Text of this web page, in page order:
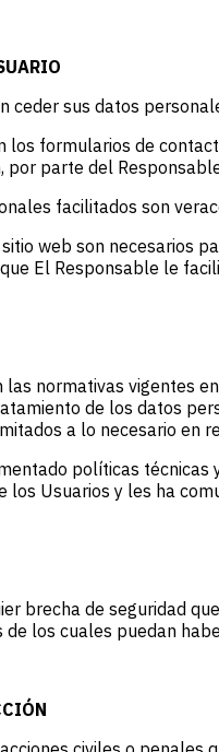
ceder sus datos
los formularios de
por parte del
facilitados son
web son necesarios
El Responsable le
normativas vigentes
de los datos
a lo necesario en
políticas técnicas
Usuarios y les ha
brecha de seguridad
los cuales puedan